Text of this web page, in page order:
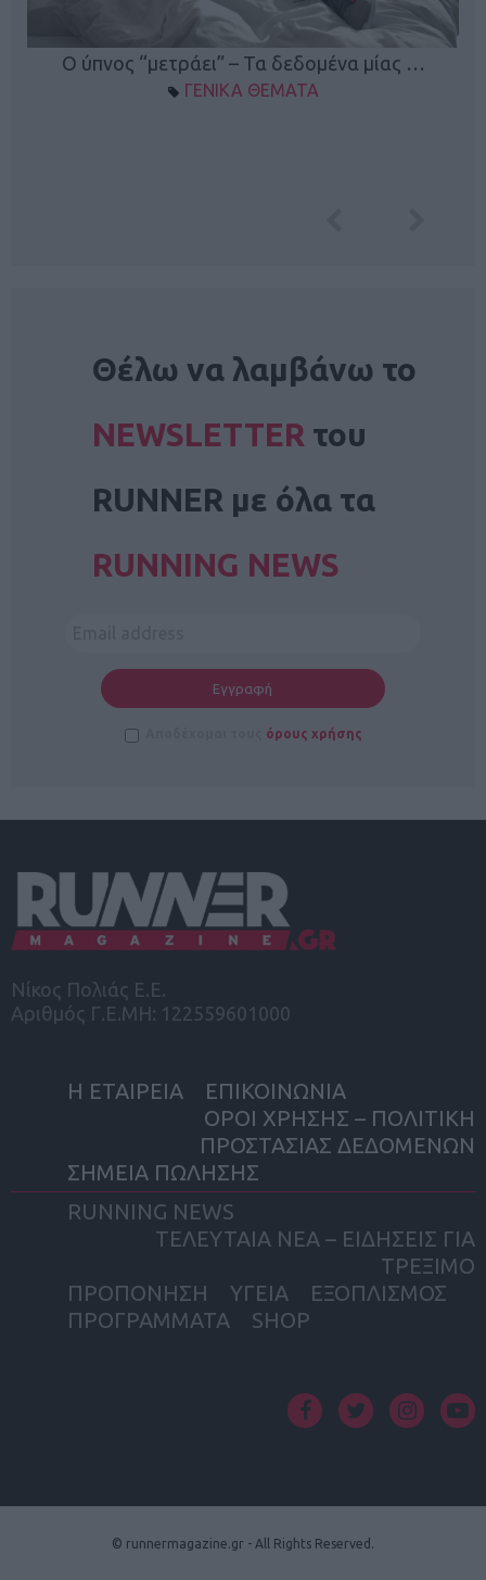
Ο ύπνος “μετράει” – Τα δεδομένα μίας …
ΓΕΝΙΚΑ ΘΕΜΑΤΑ
Θέλω να λαμβάνω το
NEWSLETTER του
RUNNER με όλα τα
RUNNING NEWS
όρους χρήσης
Νίκος Πολιάς Ε.Ε.
Αριθμός Γ.Ε.ΜΗ: 122559601000
Η ΕΤΑΙΡΕΙΑ
ΕΠΙΚΟΙΝΩΝΙΑ
ΟΡΟΙ ΧΡΗΣΗΣ – ΠΟΛΙΤΙΚΗ
ΠΡΟΣΤΑΣΙΑΣ ΔΕΔΟΜΕΝΩΝ
ΣΗΜΕΙΑ ΠΩΛΗΣΗΣ
RUNNING NEWS
ΤΕΛΕΥΤΑΙΑ ΝΕΑ – ΕΙΔΗΣΕΙΣ ΓΙΑ
ΤΡΕΞΙΜΟ
ΠΡΟΠΟΝΗΣΗ
ΥΓΕΙΑ
ΕΞΟΠΛΙΣΜΟΣ
ΠΡΟΓΡΑΜΜΑΤΑ
SHOP
© runnermagazine.gr - All Rights Reserved.